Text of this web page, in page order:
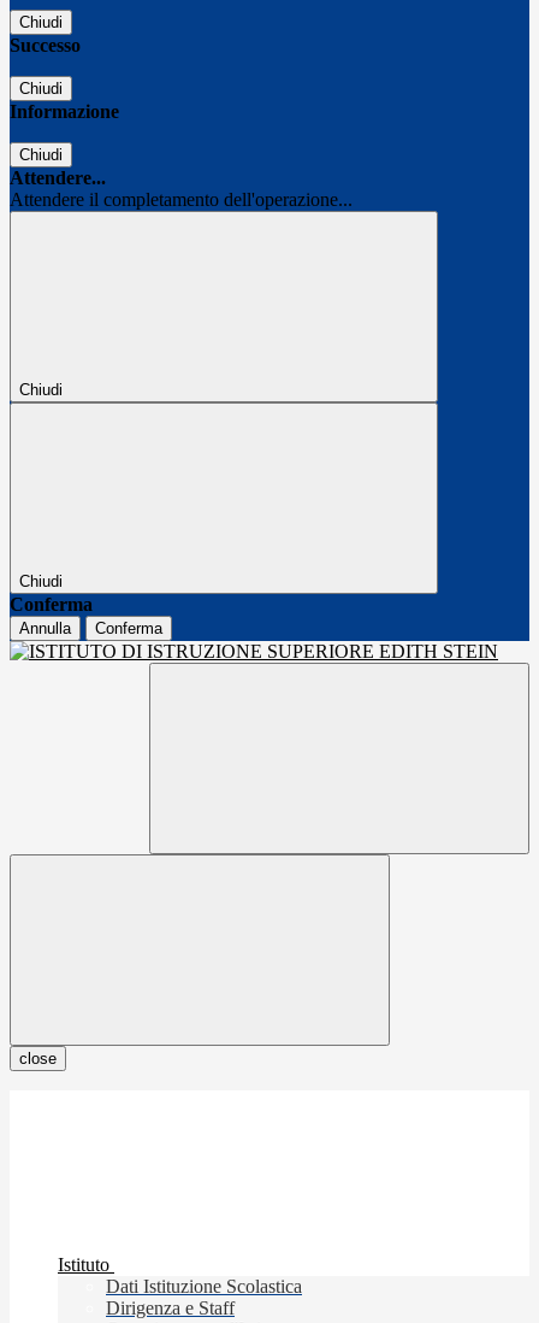
Chiudi
Successo
Chiudi
Informazione
Chiudi
Attendere...
Attendere il completamento dell'operazione...
Chiudi
Chiudi
Conferma
Annulla Conferma
close
Istituto
Dati Istituzione Scolastica
Dirigenza e Staff